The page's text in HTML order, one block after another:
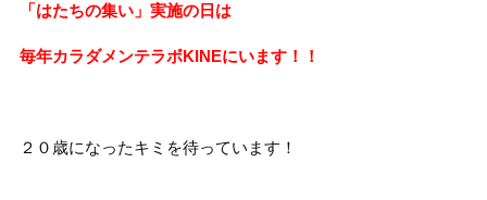
「はたちの集い」実施の日は
毎年カラダメンテラボKINEにいます！！
２０歳になったキミを待っています！